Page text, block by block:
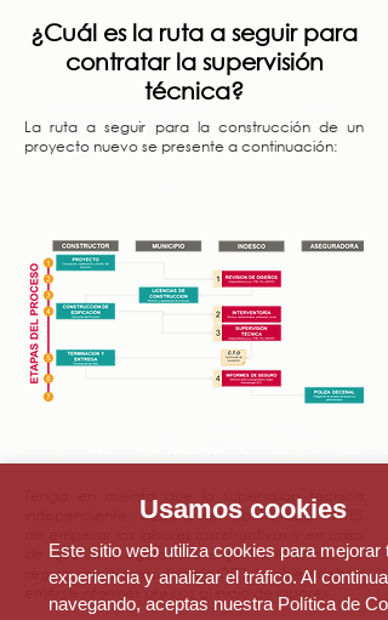
¿Cuál es la ruta a seguir para
contratar la supervisión
técnica?
La ruta a seguir para la construcción de un
proyecto nuevo se presente a continuación:
Tenga en cuenta que la supervisión técnica
independiente, deberá ser contratada ANTES
de que la aseguradora exija los Informes de
seguro según metodología OCT, también deben
emitirse informes previos al inicio de labores.
Usamos cookies
Este sitio web utiliza cookies para mejorar
experiencia y analizar el tráfico. Al continuar
navegando, aceptas nuestra Política de